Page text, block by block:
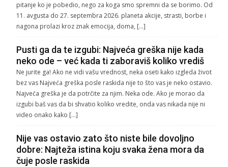
pitanje ko je pobedio, nego za koga smo spremni da se borimo. Od
11. avgusta do 27. septembra 2026. planeta akcije, strasti, borbe i
nagona prolazi kroz znak emocija, doma, […]
Pusti ga da te izgubi: Najveća greška nije kada
neko ode – već kada ti zaboraviš koliko vrediš
Ne jurite ga! Ako ne vidi vašu vrednost, neka oseti kako izgleda život
bez vas Najveća greška posle raskida nije to što vas je neko ostavio.
Najveća greška je da potrčite za njim. Neka ode. Ako je morao da
izgubi baš vas da bi shvatio koliko vredite, onda vas nikada nije ni
video onako kako […]
Nije vas ostavio zato što niste bile dovoljno
dobre: Najteža istina koju svaka žena mora da
čuje posle raskida